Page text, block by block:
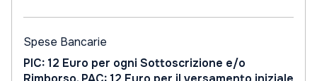
Spese Bancarie
PIC: 12 Euro per ogni Sottoscrizione e/o